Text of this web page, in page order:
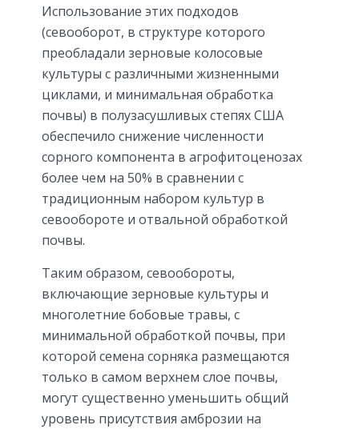
Использование этих подходов
(севооборот, в структуре которого
преобладали зерновые колосовые
культуры с различными жизненными
циклами, и минимальная обработка
почвы) в полузасушливых степях США
обеспечило снижение численности
сорного компонента в агрофитоценозах
более чем на 50% в сравнении с
традиционным набором культур в
севообороте и отвальной обработкой
почвы.
Таким образом, севообороты,
включающие зерновые культуры и
многолетние бобовые травы, с
минимальной обработкой почвы, при
которой семена сорняка размещаются
только в самом верхнем слое почвы,
могут существенно уменьшить общий
уровень присутствия амброзии на